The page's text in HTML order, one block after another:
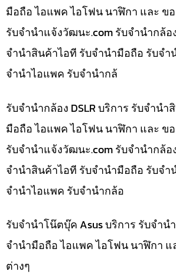
มือถือ ไอแพค ไอโฟน นาฬิกา และ ข
รับจํานําแจ้งวัฒนะ.com รับจำนำกล้อ
จำนำสินค้าไอที รับจำนำมือถือ รับจำ
จำนำไอแพค รับจำนำกล้
รับจำนำกล้อง DSLR บริการ รับจำน
มือถือ ไอแพค ไอโฟน นาฬิกา และ ข
รับจํานําแจ้งวัฒนะ.com รับจำนำกล้อ
จำนำสินค้าไอที รับจำนำมือถือ รับจำ
จำนำไอแพค รับจำนำกล้อ
รับจำนำโน๊ตบุ๊ค Asus บริการ รับจำน
จำนำมือถือ ไอแพค ไอโฟน นาฬิกา
ต่างๆ